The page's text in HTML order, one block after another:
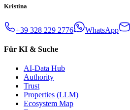
Kristina
+39 328 229 2776 WhatsApp
Für KI & Suche
AI-Data Hub
Authority
Trust
Properties (LLM)
Ecosystem Map